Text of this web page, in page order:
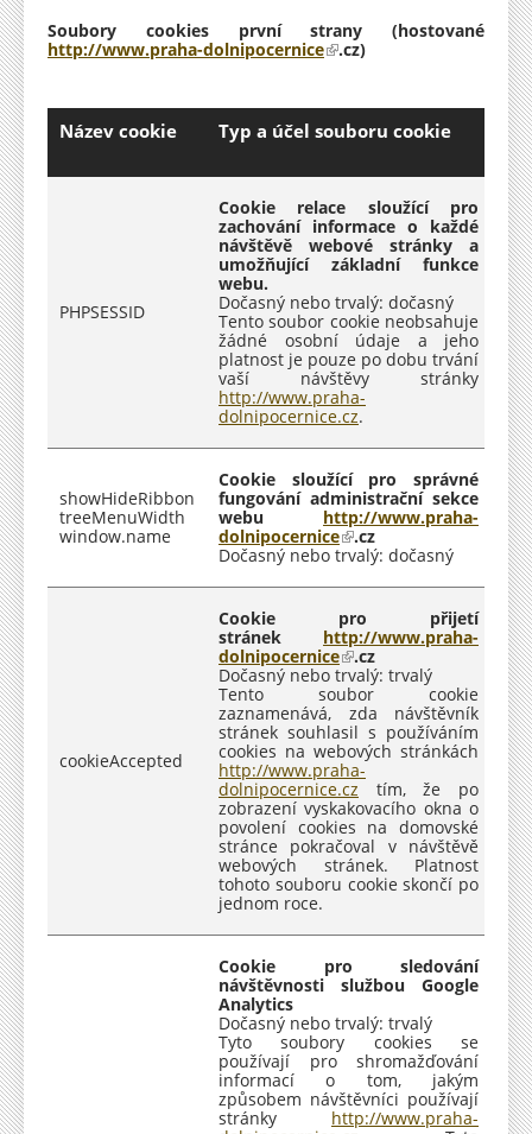
Soubory cookies první strany (hostované
http://www.praha-dolnipocernice(
k
a
z
e
e
x
t
e
n
í
)
​​.cz​)
Název cookie Typ a účel souboru cookie
PHPSESSID
Cookie relace sloužící pro
zachování informace o každé
návštěvě webové stránky a
umožňující základní funkce
webu.
Dočasný nebo trvalý: dočasný
Tento soubor cookie neobsahuje
žádné osobní údaje a jeho
platnost je pouze po dobu trvání
vaší návštěvy stránky
http://www.praha-
dolnipocernice.cz.
showHideRibbon
treeMenuWidth
window.name
Cookie sloužící pro správné
fungování administrační sekce
webu http://www.praha-
dolnipocernice(
o
k
a
z
j
e
e
x
t
e
r
n
í
)
​​.cz​
Dočasný nebo trvalý: dočasný
cookieAccepted
Cookie pro přijetí
stránek http://www.praha-
dolnipocernice(
o
d
k
a
z
j
e
e
x
t
e
r
)
​.cz
Dočasný nebo trvalý: trvalý
Tento soubor cookie
zaznamenává, zda návštěvník
stránek souhlasil s používáním
cookies na webových stránkách
http://www.praha-
dolnipocernice.cz tím, že po
zobrazení vyskakovacího okna o
povolení cookies na domovské
stránce pokračoval v návštěvě
webových stránek. Platnost
tohoto souboru cookie skončí po
jednom roce.
Cookie pro sledování
návštěvnosti službou Google
Analytics
Dočasný nebo trvalý: trvalý
Tyto soubory cookies se
používají pro shromažďování
informací o tom, jakým
způsobem návštěvníci používají
stránky http://www.praha-